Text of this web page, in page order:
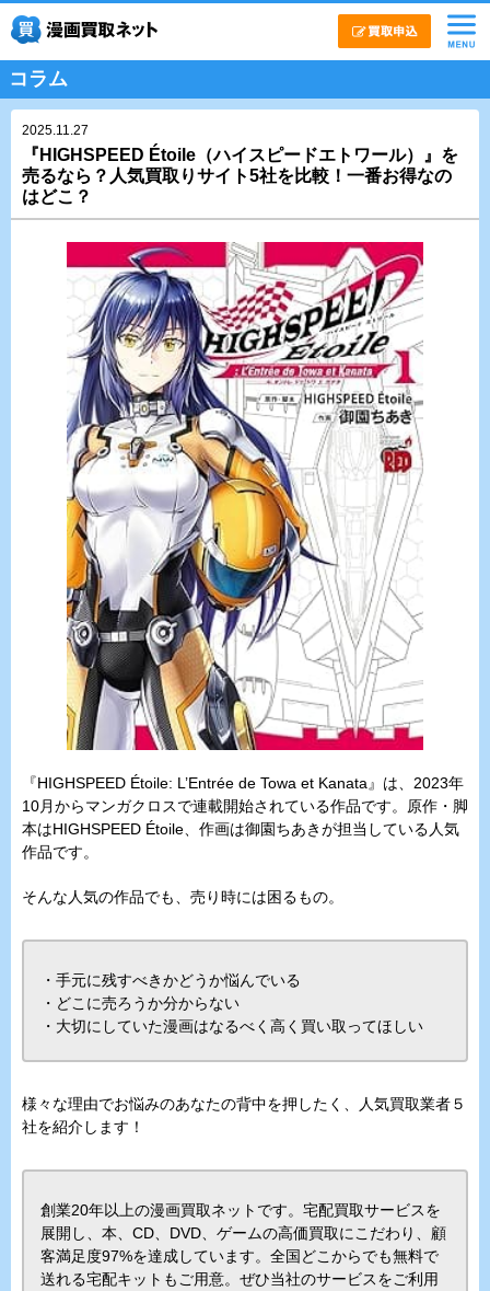
コラム
2025.11.27
『HIGHSPEED Étoile（ハイスピードエトワール）』を
売るなら？人気買取りサイト5社を比較！一番お得なの
はどこ？
『HIGHSPEED Étoile: L’Entrée de Towa et Kanata』は、2023年
10月からマンガクロスで連載開始されている作品です。原作・脚
本はHIGHSPEED Étoile、作画は御園ちあきが担当している人気
作品です。
そんな人気の作品でも、売り時には困るもの。
・手元に残すべきかどうか悩んでいる
・どこに売ろうか分からない
・大切にしていた漫画はなるべく高く買い取ってほしい
様々な理由でお悩みのあなたの背中を押したく、人気買取業者５
社を紹介します！
創業20年以上の漫画買取ネットです。宅配買取サービスを
展開し、本、CD、DVD、ゲームの高価買取にこだわり、顧
客満足度97%を達成しています。全国どこからでも無料で
送れる宅配キットもご用意。ぜひ当社のサービスをご利用